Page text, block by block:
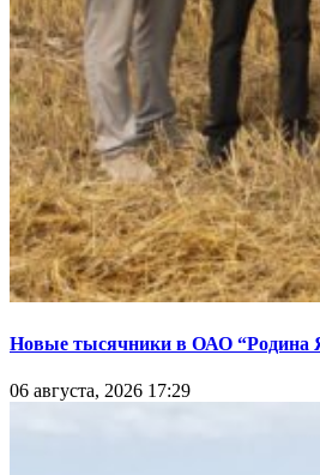
Новые тысячники в ОАО “Родина
06 августа, 2026 17:29